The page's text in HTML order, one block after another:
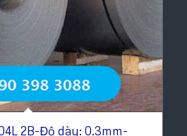
2B-Độ dày: 0.3mm-